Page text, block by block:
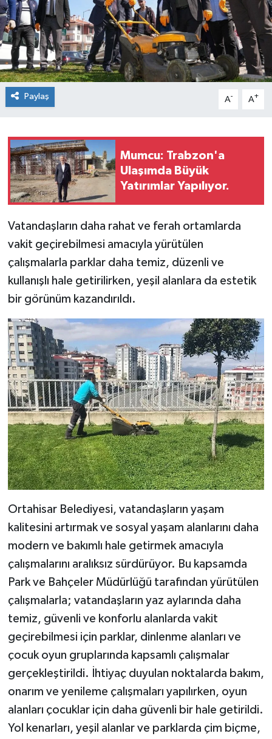
Paylaş A- A+
Mumcu: Trabzon'a
Ulaşımda Büyük
Yatırımlar Yapılıyor.
Vatandaşların daha rahat ve ferah ortamlarda
vakit geçirebilmesi amacıyla yürütülen
çalışmalarla parklar daha temiz, düzenli ve
kullanışlı hale getirilirken, yeşil alanlara da estetik
bir görünüm kazandırıldı.
Ortahisar Belediyesi, vatandaşların yaşam
kalitesini artırmak ve sosyal yaşam alanlarını daha
modern ve bakımlı hale getirmek amacıyla
çalışmalarını aralıksız sürdürüyor. Bu kapsamda
Park ve Bahçeler Müdürlüğü tarafından yürütülen
çalışmalarla; vatandaşların yaz aylarında daha
temiz, güvenli ve konforlu alanlarda vakit
geçirebilmesi için parklar, dinlenme alanları ve
çocuk oyun gruplarında kapsamlı çalışmalar
gerçekleştirildi. İhtiyaç duyulan noktalarda bakım,
onarım ve yenileme çalışmaları yapılırken, oyun
alanları çocuklar için daha güvenli bir hale getirildi.
Yol kenarları, yeşil alanlar ve parklarda çim biçme,